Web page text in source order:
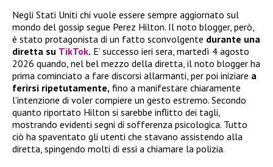
Negli Stati Uniti chi vuole essere sempre aggiornato sul
mondo del gossip segue Perez Hilton. Il noto blogger, però,
è stato protagonista di un fatto sconvolgente durante una
diretta su TikTok. E’ successo ieri sera, martedì 4 agosto
2026 quando, nel bel mezzo della diretta, il noto blogger ha
prima cominciato a fare discorsi allarmanti, per poi iniziare a
ferirsi ripetutamente, fino a manifestare chiaramente
l’intenzione di voler compiere un gesto estremo. Secondo
quanto riportato Hilton si sarebbe inflitto dei tagli,
mostrando evidenti segni di sofferenza psicologica. Tutto
ciò ha spaventato gli utenti che stavano assistendo alla
diretta, spingendo molti di essi a chiamare la polizia.